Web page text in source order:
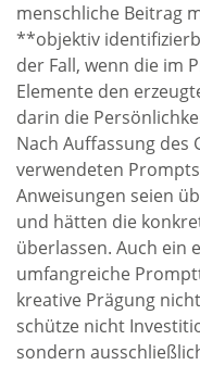
menschliche Beitrag
**objektiv
der Fall, wenn die im
Elemente den
darin die
Nach Auffassung
verwendeten
Anweisungen seien
und hätten die
überlassen. Auch ein
umfangreiche
kreative Prägung
schütze nicht
sondern